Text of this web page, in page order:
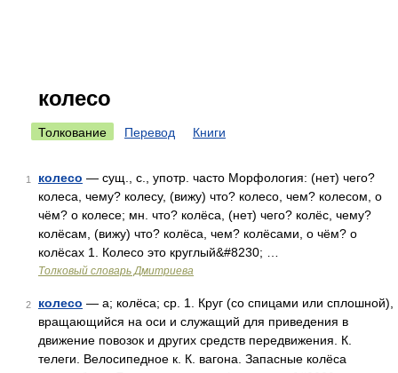
колесо
Толкование Перевод Книги
1 колесо — сущ., с., употр. часто Морфология: (нет) чего?
колеса, чему? колесу, (вижу) что? колесо, чем? колесом, о
чём? о колесе; мн. что? колёса, (нет) чего? колёс, чему?
колёсам, (вижу) что? колёса, чем? колёсами, о чём? о
колёсах 1. Колесо это круглый&#8230; …
Толковый словарь Дмитриева
2 колесо — а; колёса; ср. 1. Круг (со спицами или сплошной),
вращающийся на оси и служащий для приведения в
движение повозок и других средств передвижения. К.
телеги. Велосипедное к. К. вагона. Запасные колёса